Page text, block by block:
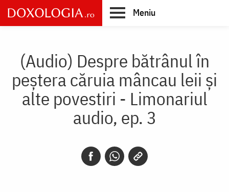
Skip
to
main
Meniu
(Audio) Despre bătrânul în
peștera căruia mâncau leii și
alte povestiri - Limonariul
audio, ep. 3